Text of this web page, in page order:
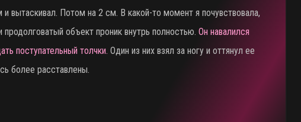
и вытаскивал. Потом на 2 см. В какой-то момент я почувствовала,
продолговатый объект проник внутрь полностью. Он навалился
поступательный толчки. Один из них взял за ногу и оттянул ее
более расставлены.